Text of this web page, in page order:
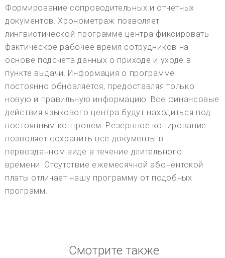
Формирование сопроводительных и отчетных
документов. Хронометраж позволяет
лингвистической программе центра фиксировать
фактическое рабочее время сотрудников на
основе подсчета данных о приходе и уходе в
пункте выдачи. Информация о программе
постоянно обновляется, предоставляя только
новую и правильную информацию. Все финансовые
действия языкового центра будут находиться под
постоянным контролем. Резервное копирование
позволяет сохранить все документы в
первозданном виде в течение длительного
времени. Отсутствие ежемесячной абонентской
платы отличает нашу программу от подобных
программ.
Смотрите также